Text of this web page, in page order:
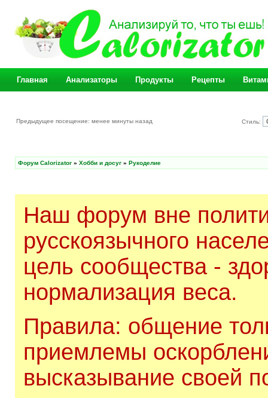
Главная Анализаторы Продукты Рецепты
Предыдущее посещение: менее минуты назад Стиль:
Форум Calorizator » Хобби и досуг » Рукоделие
Наш форум вне
русскоязычного
цель сообщества -
нормализация веса.
Правила: общение
приемлемы
высказывание своей